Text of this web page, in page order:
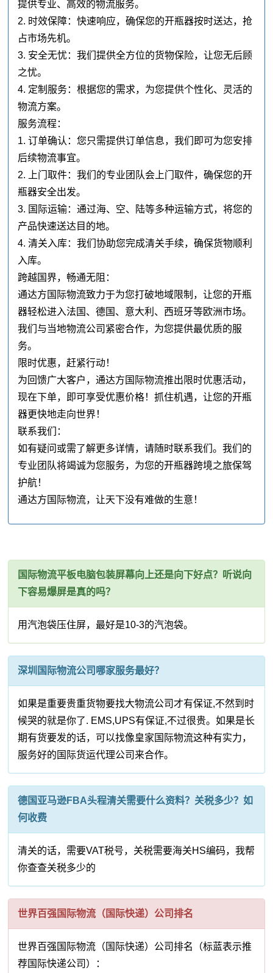
提供专业、高效的物流服务。
2. 时效保障：快速响应，确保您的开瓶器按时送达，抢
占市场先机。
3. 安全无忧：我们提供全方位的货物保险，让您无后顾
之忧。
4. 定制服务：根据您的需求，为您提供个性化、灵活的
物流方案。
服务流程：
1. 订单确认：您只需提供订单信息，我们即可为您安排
后续物流事宜。
2. 上门取件：我们的专业团队会上门取件，确保您的开
瓶器安全出发。
3. 国际运输：通过海、空、陆等多种运输方式，将您的
产品快速送达目的地。
4. 清关入库：我们协助您完成清关手续，确保货物顺利
入库。
跨越国界，畅通无阻：
通达方国际物流致力于为您打破地域限制，让您的开瓶
器轻松进入法国、德国、意大利、西班牙等欧洲市场。
我们与当地物流公司紧密合作，为您提供最优质的服
务。
限时优惠，赶紧行动！
为回馈广大客户，通达方国际物流推出限时优惠活动，
现在下单，即可享受优惠价格！抓住机遇，让您的开瓶
器更快地走向世界！
联系我们：
如有疑问或需了解更多详情，请随时联系我们。我们的
专业团队将竭诚为您服务，为您的开瓶器跨境之旅保驾
护航！
通达方国际物流，让天下没有难做的生意！
国际物流平板电脑包装屏幕向上还是向下好点？听说向
下容易爆屏是真的吗？
用汽泡袋压住屏，最好是10-3的汽泡袋。
深圳国际物流公司哪家服务最好？
如果是重要贵重货物要找大物流公司才有保证,不然到时
候哭的就是你了. EMS,UPS有保证,不过很贵。如果是长
期有货要发的话，可以找像皇家国际物流这种有实力，
服务好的国际货运代理公司来合作。
德国亚马逊FBA头程清关需要什么资料？关税多少？如
何收费
清关的话，需要VAT税号，关税需要海关HS编码，我帮
你查查关税多少的
世界百强国际物流（国际快递）公司排名
世界百强国际物流（国际快递）公司排名（标蓝表示推
荐国际快递公司）：